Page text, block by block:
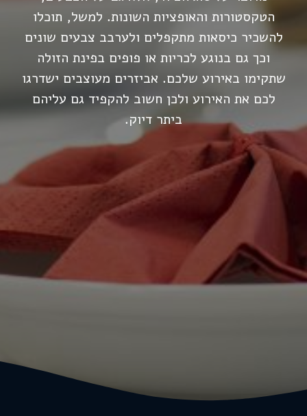
הטקסטורות והאופציות השונות. למשל, תוכלו
להשכיר כיסאות מתקפלים ולערבב צבעים שונים
וכך גם בנוגע לכריות או פופים בפינת הזולה
שתקימו באירוע שלכם. אביזרים מעוצבים ישדרגו
לכם את האירוע ולכן חשוב להקפיד גם עליהם
ביתר דיוק.